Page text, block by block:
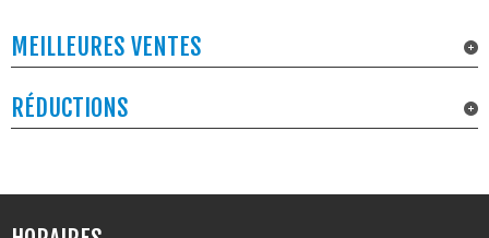
MEILLEURES VENTES
RÉDUCTIONS